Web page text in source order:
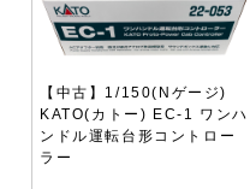
【中古】1/150(Nゲージ)
KATO(カトー) EC-1 ワンハ
ンドル運転台形コントロー
ラー